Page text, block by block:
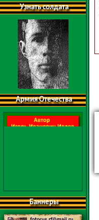
Узнать солдата
Армия Отечества
Баннеры